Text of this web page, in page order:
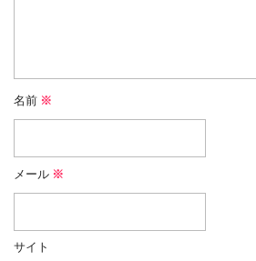
名前 ※
メール ※
サイト